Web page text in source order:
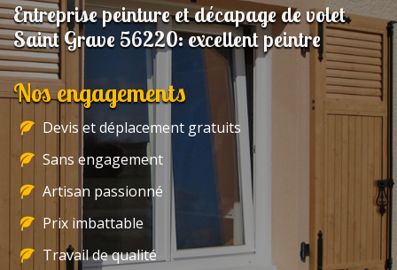
Entreprise peinture et décapage de volet
Saint Grave 56220: excellent peintre
Nos engagements
Devis et déplacement gratuits
Sans engagement
Artisan passionné
Prix imbattable
Travail de qualité